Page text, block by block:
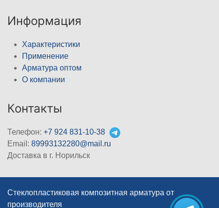
Информация
Характеристики
Применение
Арматура оптом
О компании
Контакты
Телефон: +7 924 831-10-38
Email: 89993132280@mail.ru
Доставка в г. Норильск
Стеклопластиковая композитная арматура от
производителя